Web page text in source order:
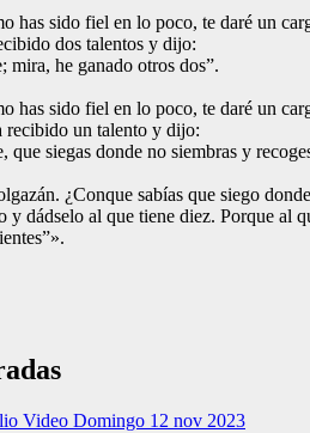
has sido fiel en lo poco, te daré un
dos talentos y dijo:
mira, he ganado otros dos”.
has sido fiel en lo poco, te daré un
recibido un talento y dijo:
que siegas donde no siembras y
¿Conque sabías que siego
y dádselo al que tiene diez. Porque al
Video Domingo 12 nov 2023